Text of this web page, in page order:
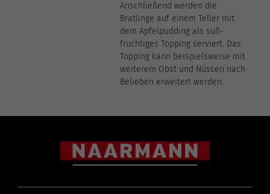
Anschließend werden die
Bratlinge auf einem Teller mit
dem Apfelpudding als süß-
fruchtiges Topping serviert. Das
Topping kann beispielsweise mit
weiterem Obst und Nüssen nach
Belieben erweitert werden.